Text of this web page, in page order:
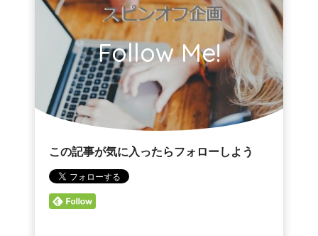
Follow Me!
この記事が気に入ったらフォローしよう